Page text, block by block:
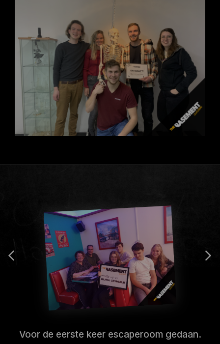
Voor de eerste keer escaperoom gedaan.